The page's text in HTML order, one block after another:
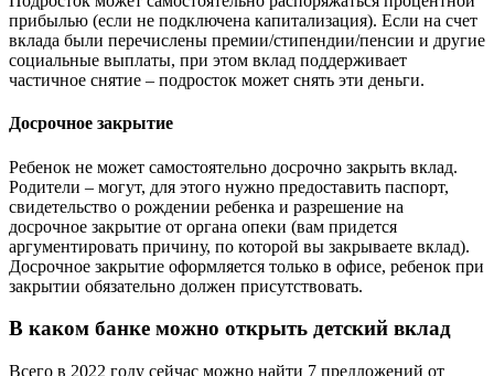
прибылью (если не подключена капитализация). Если на счет
вклада были перечислены премии/стипендии/пенсии и другие
социальные выплаты, при этом вклад поддерживает
частичное снятие – подросток может снять эти деньги.
Досрочное закрытие
Ребенок не может самостоятельно досрочно закрыть вклад.
Родители – могут, для этого нужно предоставить паспорт,
свидетельство о рождении ребенка и разрешение на
досрочное закрытие от органа опеки (вам придется
аргументировать причину, по которой вы закрываете вклад).
Досрочное закрытие оформляется только в офисе, ребенок при
закрытии обязательно должен присутствовать.
В каком банке можно открыть детский вклад
Всего в 2022 году сейчас можно найти 7 предложений от